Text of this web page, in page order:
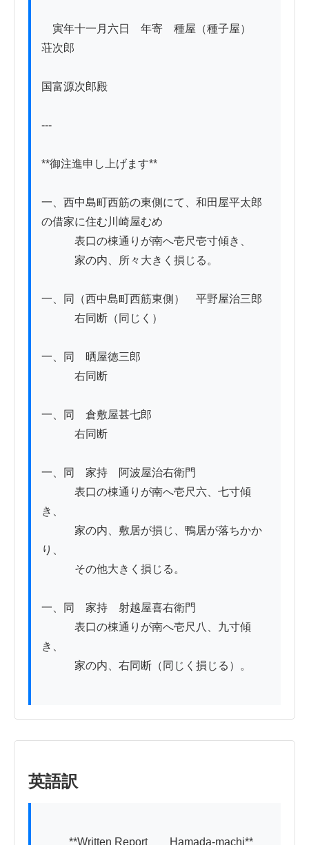
寅年十一月六日　年寄　種屋（種子屋）
荘次郎
国富源次郎殿
---
**御注進申し上げます**
一、西中島町西筋の東側にて、和田屋平太郎
の借家に住む川崎屋むめ
表口の棟通りが南へ壱尺壱寸傾き、
家の内、所々大きく損じる。
一、同（西中島町西筋東側）　平野屋治三郎
右同断（同じく）
一、同　晒屋徳三郎
右同断
一、同　倉敷屋甚七郎
右同断
一、同　家持　阿波屋治右衛門
表口の棟通りが南へ壱尺六、七寸傾
き、
家の内、敷居が損じ、鴨居が落ちかか
り、
その他大きく損じる。
一、同　家持　射越屋喜右衛門
表口の棟通りが南へ壱尺八、九寸傾
き、
家の内、右同断（同じく損じる）。
英語訳